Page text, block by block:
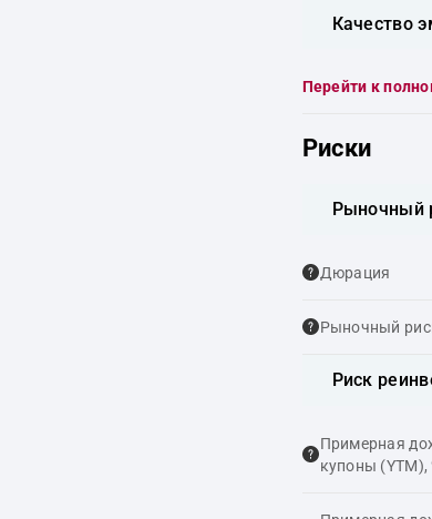
Качество
Перейти к
Риски
Рыночный
Дюрация
Рыночный
Риск
Примерная
купоны (YTM),